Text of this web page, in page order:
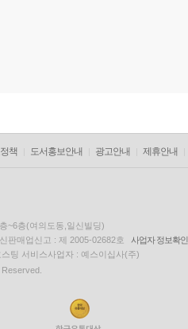
책 도서홍보안내 광고안내 제휴안내
~6층(여의도동,일신빌딩)
판매업신고 : 제 2005-02682호
사업자 정보확인
팅 서비스사업자 : 예스이십사(주)